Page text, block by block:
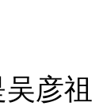
吴彦祖